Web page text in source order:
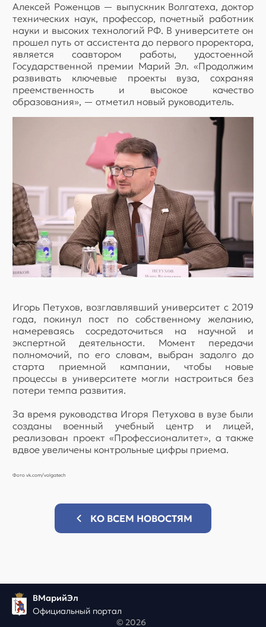
Алексей Роженцов — выпускник Волгатеха, доктор
технических наук, профессор, почетный работник
науки и высоких технологий РФ. В университете он
прошел путь от ассистента до первого проректора,
является соавтором работы, удостоенной
Государственной премии Марий Эл. «Продолжим
развивать ключевые проекты вуза, сохраняя
преемственность и высокое качество
образования», — отметил новый руководитель.
Игорь Петухов, возглавлявший университет с 2019
года, покинул пост по собственному желанию,
намереваясь сосредоточиться на научной и
экспертной деятельности. Момент передачи
полномочий, по его словам, выбран задолго до
старта приемной кампании, чтобы новые
процессы в университете могли настроиться без
потери темпа развития.
За время руководства Игоря Петухова в вузе были
созданы военный учебный центр и лицей,
реализован проект «Профессионалитет», а также
вдвое увеличены контрольные цифры приема.
Фото vk.com/volgatech
КО ВСЕМ НОВОСТЯМ
ВМарийЭл
Официальный портал
© 2026